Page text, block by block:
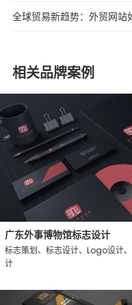
全球贸易新趋势：外贸网站
相关品牌案例
广东外事博物馆标志设计
标志策划、标志设计、Logo设计
计